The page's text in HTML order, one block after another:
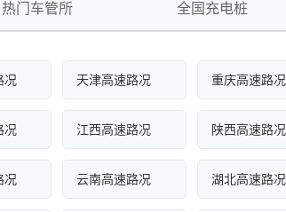
热门车管所 全国充电桩
况 天津高速路况 重庆高速路况
况 江西高速路况 陕西高速路况
况 云南高速路况 湖北高速路况